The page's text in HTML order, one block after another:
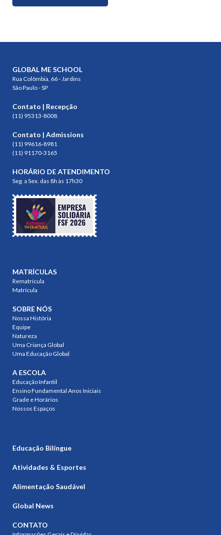
GLOBAL ME SCHOOL
Rua Colômbia, 66 - Jardins
São Paulo - SP
Contato | Recepção
(11) 95313-8008
Contato | Admissions
(11) 99616-8981
(11) 91170-3165
HORÁRIO DE ATENDIMENTO
Seg. a Sex. das 8h às 17h30
MATRÍCULAS
Rematrícula
Matrícula
SOBRE NÓS
Nossa História
Equipe
Natureza
Uma Criança Global
Uma Educação Global
A ESCOLA
Educação Infantil
Ensino Fundamental Anos Iniciais
Grade e Horários
Nossos Espaços
Educação Bilíngue
Atividades & Esportes
Alimentação Saudável
Global News
CONTATO